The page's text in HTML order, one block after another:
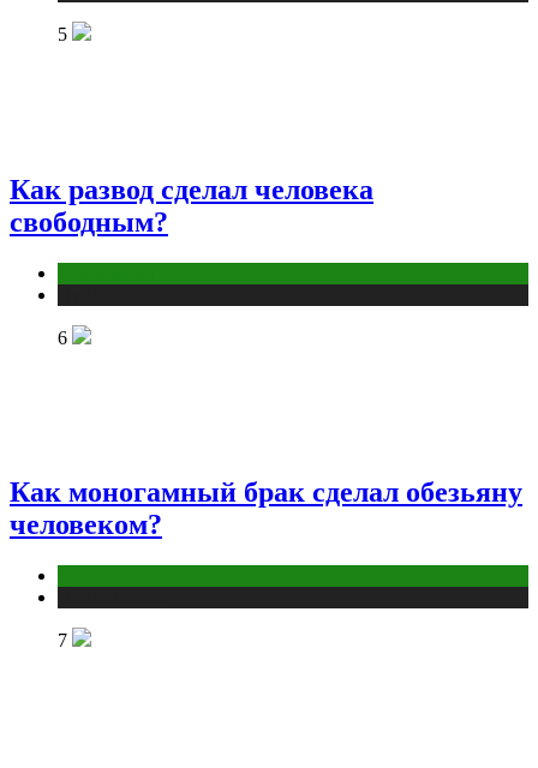
5
Как развод сделал человека
свободным?
6
Как моногамный брак сделал обезьяну
человеком?
7